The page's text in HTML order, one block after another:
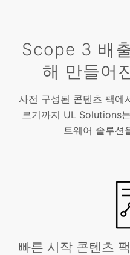
Scope 3 배
해 만들어
사전 구성된 콘텐츠 팩에
르기까지 UL Solutions
트웨어 솔루션
빠른 시작 콘텐츠 팩